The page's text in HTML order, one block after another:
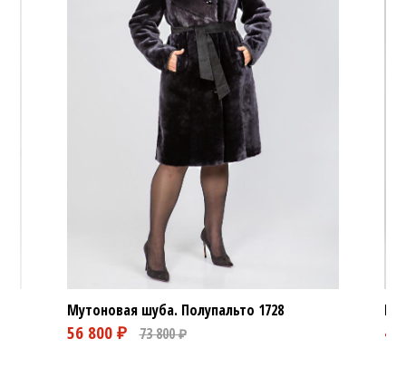
Мутоновая шуба. Полупальто 1728